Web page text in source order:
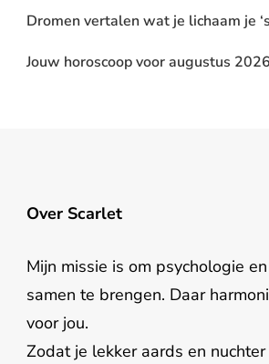
Dromen vertalen wat je lichaam je
Jouw horoscoop voor augustus
Over Scarlet
Mijn missie is om psychologie
samen te brengen. Daar
voor jou.
Zodat je lekker aards en